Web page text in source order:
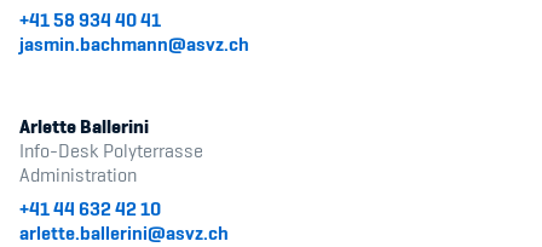
+41 58 934 40 41
jasmin.bachmann@asvz.ch
Arlette Ballerini
Info-Desk Polyterrasse
Administration
+41 44 632 42 10
arlette.ballerini@asvz.ch